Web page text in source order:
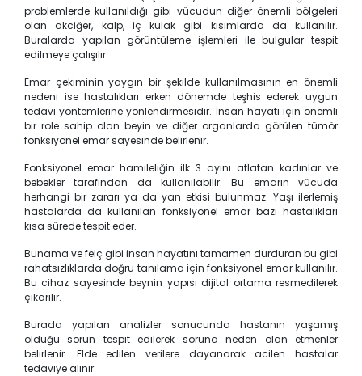
problemlerde kullanıldığı gibi vücudun diğer önemli bölgeleri
olan akciğer, kalp, iç kulak gibi kısımlarda da kullanılır.
Buralarda yapılan görüntüleme işlemleri ile bulgular tespit
edilmeye çalışılır.
Emar çekiminin yaygın bir şekilde kullanılmasının en önemli
nedeni ise hastalıkları erken dönemde teşhis ederek uygun
tedavi yöntemlerine yönlendirmesidir. İnsan hayatı için önemli
bir role sahip olan beyin ve diğer organlarda görülen tümör
fonksiyonel emar sayesinde belirlenir.
Fonksiyonel emar hamileliğin ilk 3 ayını atlatan kadınlar ve
bebekler tarafından da kullanılabilir. Bu emarın vücuda
herhangi bir zararı ya da yan etkisi bulunmaz. Yaşı ilerlemiş
hastalarda da kullanılan fonksiyonel emar bazı hastalıkları
kısa sürede tespit eder.
Bunama ve felç gibi insan hayatını tamamen durduran bu gibi
rahatsızlıklarda doğru tanılama için fonksiyonel emar kullanılır.
Bu cihaz sayesinde beynin yapısı dijital ortama resmedilerek
çıkarılır.
Burada yapılan analizler sonucunda hastanın yaşamış
olduğu sorun tespit edilerek soruna neden olan etmenler
belirlenir. Elde edilen verilere dayanarak acilen hastalar
tedaviye alınır.